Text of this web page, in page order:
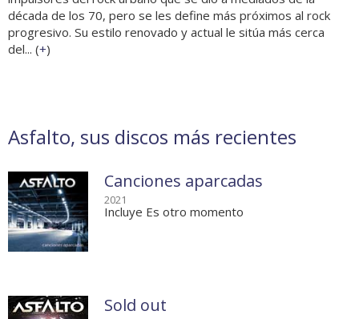
década de los 70, pero se les define más próximos al rock
progresivo. Su estilo renovado y actual le sitúa más cerca
del... (+)
Asfalto, sus discos más recientes
Canciones aparcadas
2021
Incluye Es otro momento
Sold out